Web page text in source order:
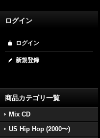
ログイン
ログイン
新規登録
商品カテゴリ一覧
Mix CD
US Hip Hop (2000〜)